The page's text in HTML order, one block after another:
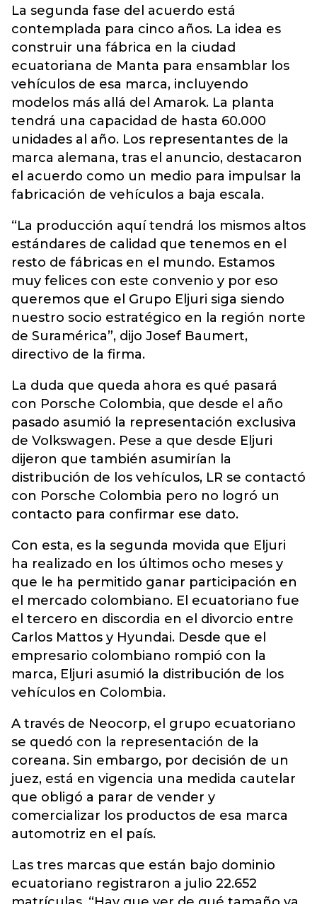
La segunda fase del acuerdo está
contemplada para cinco años. La idea es
construir una fábrica en la ciudad
ecuatoriana de Manta para ensamblar los
vehículos de esa marca, incluyendo
modelos más allá del Amarok. La planta
tendrá una capacidad de hasta 60.000
unidades al año. Los representantes de la
marca alemana, tras el anuncio, destacaron
el acuerdo como un medio para impulsar la
fabricación de vehículos a baja escala.
“La producción aquí tendrá los mismos altos
estándares de calidad que tenemos en el
resto de fábricas en el mundo. Estamos
muy felices con este convenio y por eso
queremos que el Grupo Eljuri siga siendo
nuestro socio estratégico en la región norte
de Suramérica”, dijo Josef Baumert,
directivo de la firma.
La duda que queda ahora es qué pasará
con Porsche Colombia, que desde el año
pasado asumió la representación exclusiva
de Volkswagen. Pese a que desde Eljuri
dijeron que también asumirían la
distribución de los vehículos, LR se contactó
con Porsche Colombia pero no logró un
contacto para confirmar ese dato.
Con esta, es la segunda movida que Eljuri
ha realizado en los últimos ocho meses y
que le ha permitido ganar participación en
el mercado colombiano. El ecuatoriano fue
el tercero en discordia en el divorcio entre
Carlos Mattos y Hyundai. Desde que el
empresario colombiano rompió con la
marca, Eljuri asumió la distribución de los
vehículos en Colombia.
A través de Neocorp, el grupo ecuatoriano
se quedó con la representación de la
coreana. Sin embargo, por decisión de un
juez, está en vigencia una medida cautelar
que obligó a parar de vender y
comercializar los productos de esa marca
automotriz en el país.
Las tres marcas que están bajo dominio
ecuatoriano registraron a julio 22.652